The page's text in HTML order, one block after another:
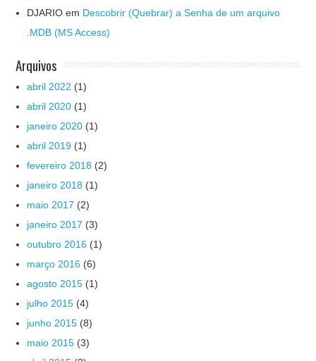
DJARIO em Descobrir (Quebrar) a Senha de um arquivo
.MDB (MS Access)
Arquivos
abril 2022 (1)
abril 2020 (1)
janeiro 2020 (1)
abril 2019 (1)
fevereiro 2018 (2)
janeiro 2018 (1)
maio 2017 (2)
janeiro 2017 (3)
outubro 2016 (1)
março 2016 (6)
agosto 2015 (1)
julho 2015 (4)
junho 2015 (8)
maio 2015 (3)